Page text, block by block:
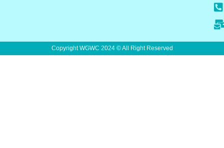
Copyright WGWC 2024 © All Right Reserved